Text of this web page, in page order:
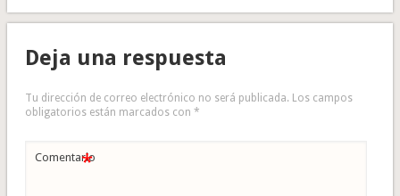
Deja una respuesta
Tu dirección de correo electrónico no será publicada. Los campos
obligatorios están marcados con *
Comentario
*